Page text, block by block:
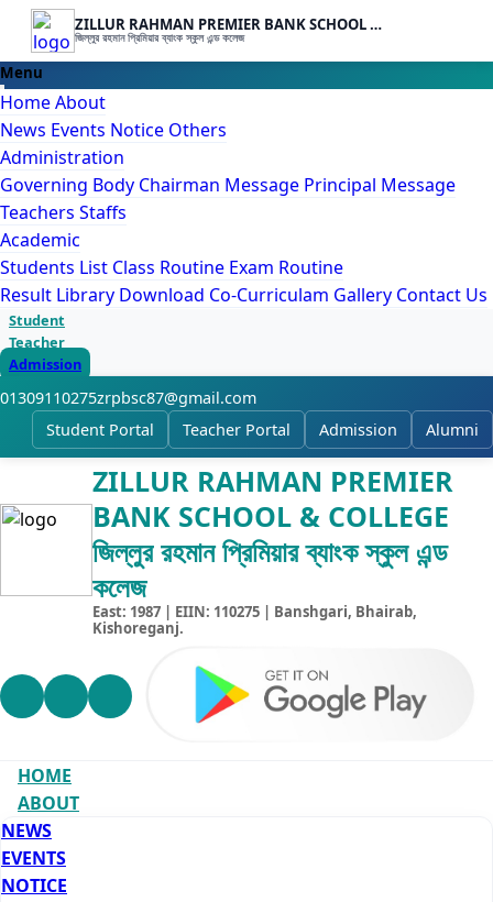
ZILLUR RAHMAN PREMIER BANK SCHOOL & COLLEGE
জিল্লুর রহমান প্রিমিয়ার ব্যাংক স্কুল এন্ড কলেজ
Menu
HomeAbout
News Events Notice Others
Administration
Governing Body Chairman Message Principal Message
Teachers Staffs
Academic
Students List Class Routine Exam Routine
Result Library Download Co-Curriculam Gallery Contact Us
Student
Teacher
Admission
01309110275zrpbsc87@gmail.com
Student Portal
Teacher Portal Admission Alumni
ZILLUR RAHMAN PREMIER
BANK SCHOOL & COLLEGE
জিল্লুর রহমান প্রিমিয়ার ব্যাংক স্কুল এন্ড
কলেজ
East: 1987 | EIIN: 110275 | Banshgari, Bhairab,
Kishoreganj.
HOME
ABOUT
NEWS
EVENTS
NOTICE